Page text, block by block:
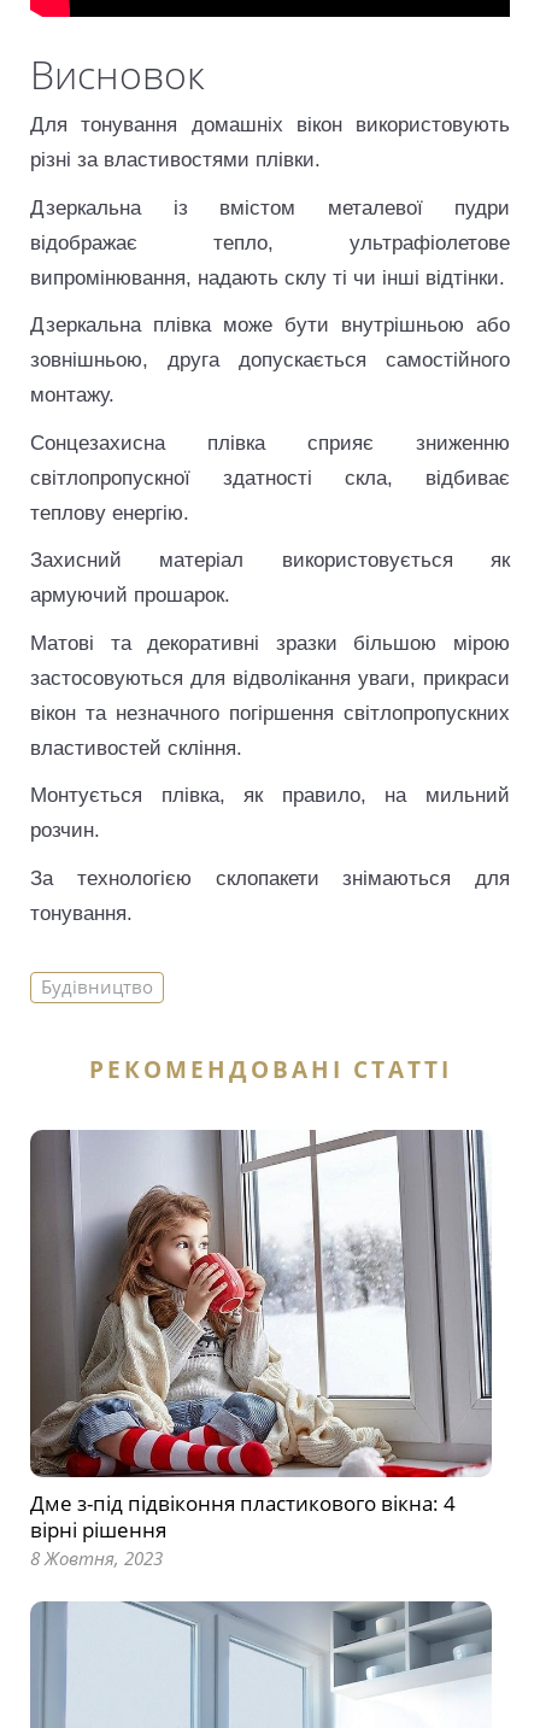
Корисне відео
Висновок
Для тонування домашніх вікон використовують
різні за властивостями плівки.
Дзеркальна із вмістом металевої пудри
відображає тепло, ультрафіолетове
випромінювання, надають склу ті чи інші відтінки.
Дзеркальна плівка може бути внутрішньою або
зовнішньою, друга допускається самостійного
монтажу.
Сонцезахисна плівка сприяє зниженню
світлопропускної здатності скла, відбиває
теплову енергію.
Захисний матеріал використовується як
армуючий прошарок.
Матові та декоративні зразки більшою мірою
застосовуються для відволікання уваги, прикраси
вікон та незначного погіршення світлопропускних
властивостей скління.
Монтується плівка, як правило, на мильний
розчин.
За технологією склопакети знімаються для
тонування.
Будівництво
РЕКОМЕНДОВАНІ СТАТТІ
Дме з-під підвіконня пластикового вікна: 4
вірні рішення
8 Жовтня, 2023